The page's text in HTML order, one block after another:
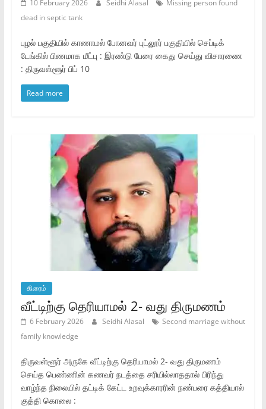
10 February 2026 Seidhi Alasal
Missing person found
dead in septic tank
புழல் பகுதியில் காணாமல் போனவர் புட்லூர் பகுதியில் செப்டிக்
டேங்கில் பிணமாக மீட்பு : இரண்டு பேரை கைது செய்து விசாரணை
: திருவள்ளூர் பிப் 10
Read more
கிரைம்
வீட்டிற்கு தெரியாமல் 2- வது திருமணம்
6 February 2026 Seidhi Alasal
Second marriage without
family knowledge
திருவள்ளூர் அருகே வீட்டிற்கு தெரியாமல் 2- வது திருமணம்
செய்த பெண்ணின் கணவர் நடத்தை சரியில்லாததால் பிரிந்து
வாழ்ந்த நிலையில் தட்டிக் கேட்ட உறவுக்காரரின் நண்பரை கத்தியால்
குத்தி கொலை :